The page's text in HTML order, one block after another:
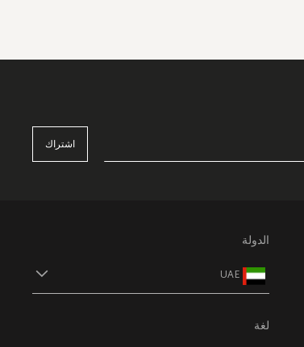
اشتراك
الدولة
UAE
لغة